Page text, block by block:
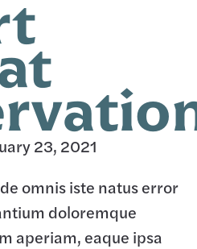
23, 2021
omnis iste natus error
doloremque
aperiam, eaque ipsa